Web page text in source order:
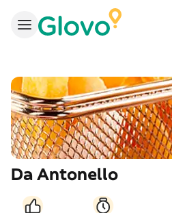
Da Antonello